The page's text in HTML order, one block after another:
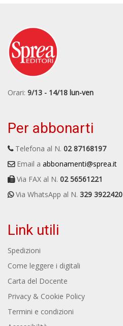
Orari: 9/13 - 14/18 lun-ven
Per abbonarti
Telefona al N. 02 87168197
Email a abbonamenti@sprea.it
Via FAX al N. 02 56561221
Via WhatsApp al N. 329 3922420
Link utili
Spedizioni
Come leggere i digitali
Carta del Docente
Privacy & Cookie Policy
Termini e condizioni